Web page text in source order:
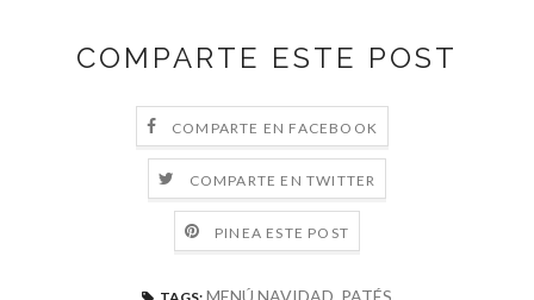
COMPARTE ESTE POST
COMPARTE EN FACEBOOK
COMPARTE EN TWITTER
PINEA ESTE POST